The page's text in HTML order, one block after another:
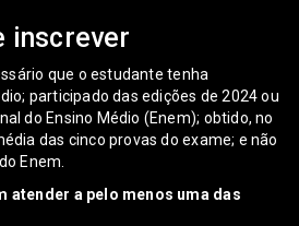
inscrever
que o estudante tenha
participado das edições de 2024 ou
do Ensino Médio (Enem); obtido, no
das cinco provas do exame; e não
Enem.
atender a pelo menos uma das